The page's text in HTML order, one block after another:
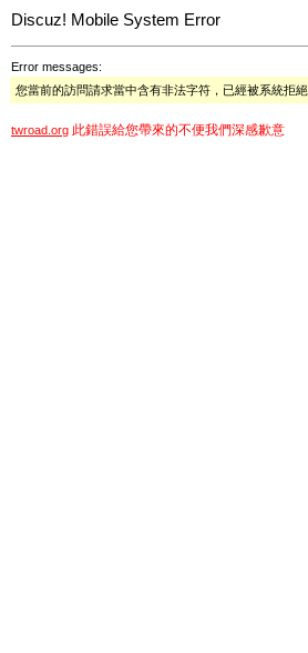
Discuz! Mobile System Error
Error messages:
您當前的訪問請求當中含有非法字符，已經被系統拒絕
twroad.org 此錯誤給您帶來的不便我們深感歉意